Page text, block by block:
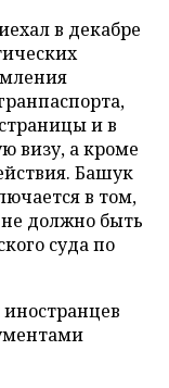
в декабре
и в
визу, а кроме
Башук
в том,
должно быть
суда по